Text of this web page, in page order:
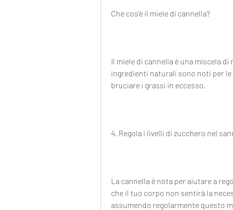
Che cos'è il miele di cannella?
Il miele di cannella è una miscela
ingredienti naturali sono noti per
bruciare i grassi in eccesso.
4. Regola i livelli di zucchero nel
La cannella è nota per aiutare a
che il tuo corpo non sentirà la
assumendo regolarmente questo